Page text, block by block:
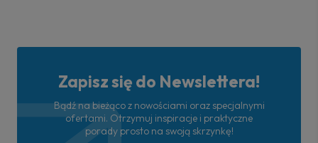
Zapisz się do Newslettera!
Bądź na bieżąco z nowościami oraz specjalnymi
ofertami. Otrzymuj inspiracje i praktyczne
porady prosto na swoją skrzynkę!